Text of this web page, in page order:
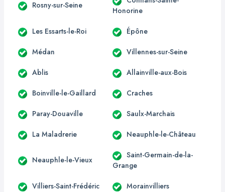
Rosny-sur-Seine
Honorine
Les Essarts-le-Roi Épône
Médan Villennes-sur-Seine
Ablis Allainville-aux-Bois
Boinville-le-Gaillard Craches
Paray-Douaville Saulx-Marchais
La Maladrerie Neauphle-le-Château
Neauphle-le-Vieux
Saint-Germain-de-la-
Grange
Villiers-Saint-Frédéric Morainvilliers